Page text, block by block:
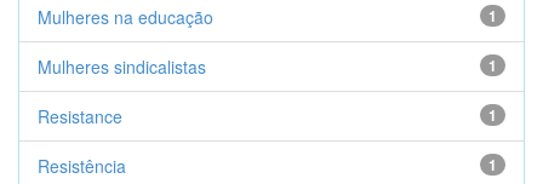
1
Mulheres na educação
1
Mulheres sindicalistas
1
Resistance
1
Resistência